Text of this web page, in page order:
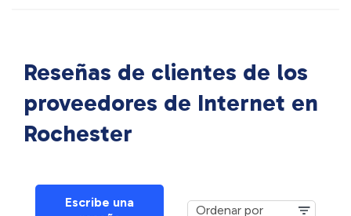
Reseñas de clientes de los
proveedores de Internet en
Rochester
Escribe una